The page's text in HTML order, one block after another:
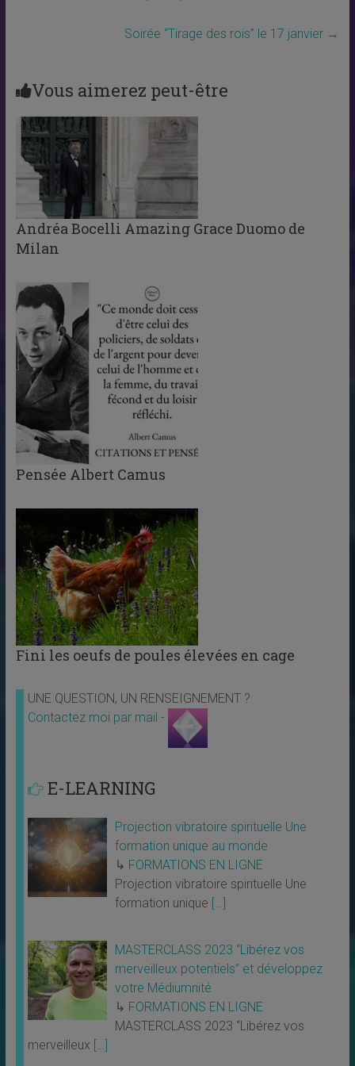
Soirée “Tirage des rois” le 17 janvier →
Vous aimerez peut-être
Andréa Bocelli Amazing Grace Duomo de
Milan
Pensée Albert Camus
Fini les oeufs de poules élevées en cage
UNE QUESTION, UN RENSEIGNEMENT ?
Contactez moi par mail -
E-LEARNING
Projection vibratoire spirituelle Une
formation unique au monde
↳ FORMATIONS EN LIGNE
Projection vibratoire spirituelle Une
formation unique […]
MASTERCLASS 2023 “Libérez vos
merveilleux potentiels” et développez
votre Médiumnité
↳ FORMATIONS EN LIGNE
MASTERCLASS 2023 “Libérez vos
merveilleux […]